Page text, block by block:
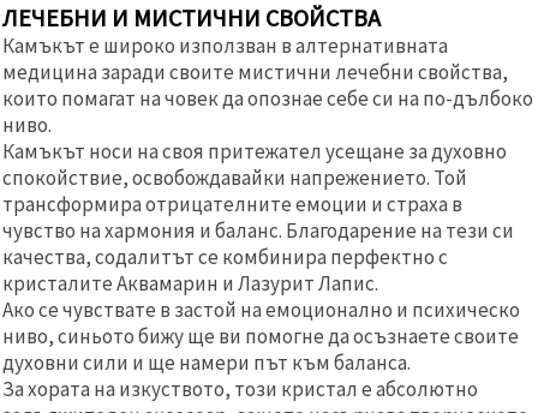
ЛЕЧЕБНИ И МИСТИЧНИ СВОЙСТВА
Камъкът е широко използван в алтернативната
медицина заради своите мистични лечебни свойства,
които помагат на човек да опознае себе си на по-дълбоко
ниво.
Камъкът носи на своя притежател усещане за духовно
спокойствие, освобождавайки напрежението. Той
трансформира отрицателните емоции и страха в
чувство на хармония и баланс. Благодарение на тези си
качества, содалитът се комбинира перфектно с
кристалите Аквамарин и Лазурит Лапис.
Ако се чувствате в застой на емоционално и психическо
ниво, синьото бижу ще ви помогне да осъзнаете своите
духовни сили и ще намери път към баланса.
За хората на изкуството, този кристал е абсолютно